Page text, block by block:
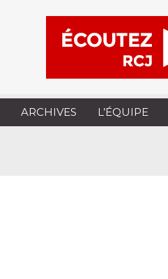
ARCHIVES L’ÉQUIPE